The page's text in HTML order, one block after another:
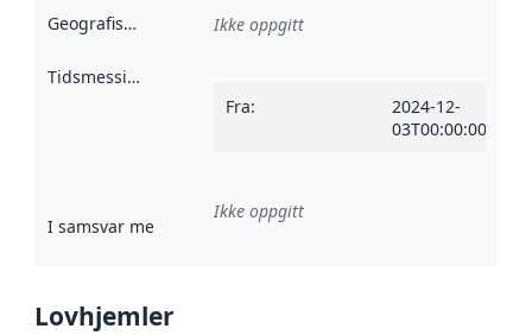
Geografisk avgrensning :
Ikke oppgitt
Tidsmessig avgrensning
Fra:
2024-12-
03T00:00:00Z
I samsvar med Referanse til en implementasjonsregel
Ikke oppgitt
Lovhjemler